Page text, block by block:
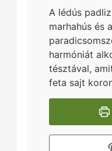
A lédús
marhahús és
harmóniát
tésztával,
feta sajt